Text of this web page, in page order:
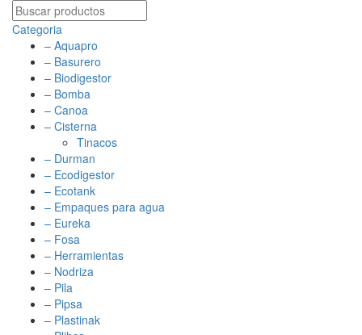
Categoria
– Aquapro
– Basurero
– Biodigestor
– Bomba
– Canoa
– Cisterna
Tinacos
– Durman
– Ecodigestor
– Ecotank
– Empaques para agua
– Eureka
– Fosa
– Herramientas
– Nodriza
– Pila
– Pipsa
– Plastinak